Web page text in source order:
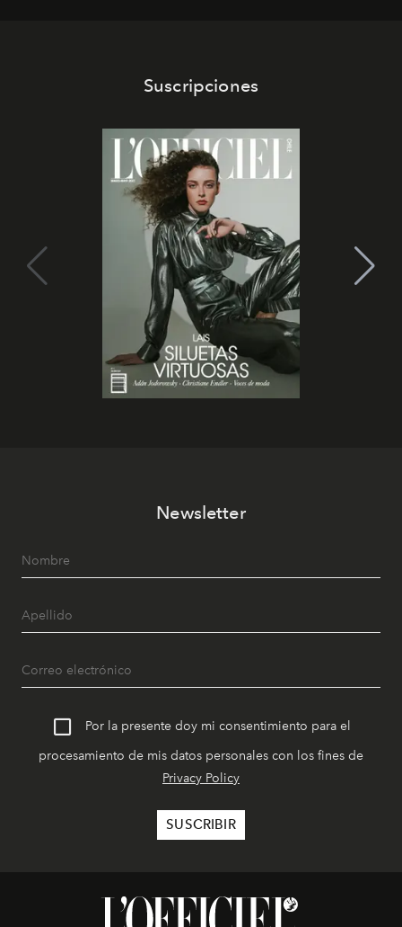
Suscripciones
Newsletter
Por la presente doy mi consentimiento para el
procesamiento de mis datos personales con los fines de
Privacy Policy